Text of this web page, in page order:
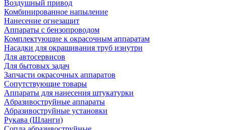
Воздушный привод
Комбинированное напыление
Нанесение огнезащит
Аппараты с бензопроводом
Комплектующие к окрасочным аппаратам
Насадки для окрашивания труб изнутри
Для автосервисов
Для бытовых задач
Запчасти окрасочных аппаратов
Сопутствующие товары
Аппараты для нанесения штукатурки
Aбразивоструйные аппараты
Абразивоструйные установки
Рукава (Шланги)